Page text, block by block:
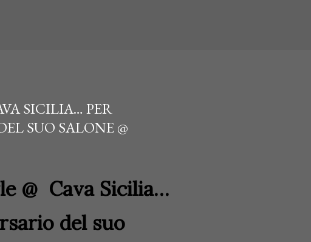
SICILIA… PER
SUO SALONE @
@ Cava Sicilia…
del suo